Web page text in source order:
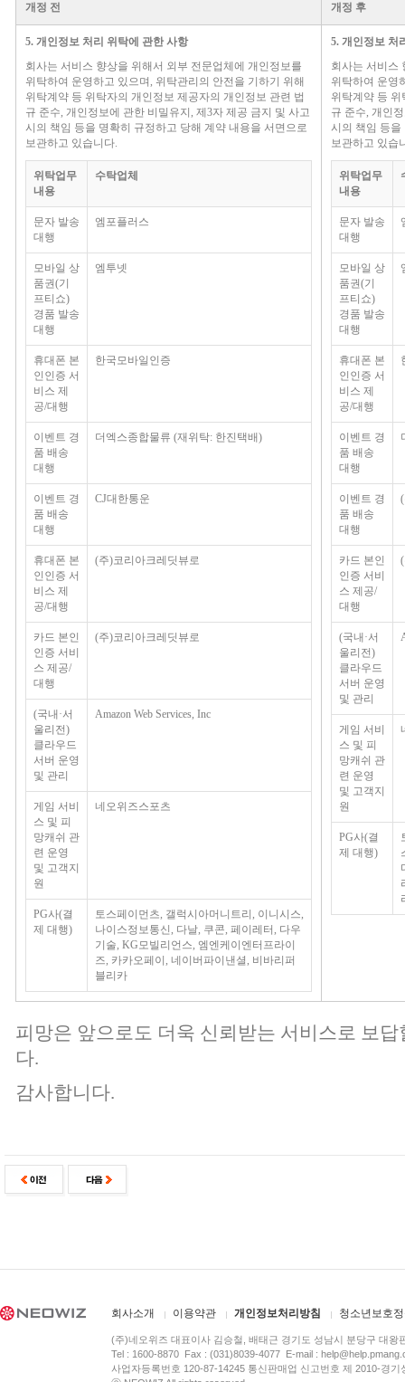
개정 전 개정 후
5. 개인정보 처리 위탁에 관한 사항
회사는 서비스 향상을 위해서 외부 전문업체에 개인정보를
위탁하여 운영하고 있으며, 위탁관리의 안전을 기하기 위해
위탁계약 등 위탁자의 개인정보 제공자의 개인정보 관련 법
규 준수, 개인정보에 관한 비밀유지, 제3자 제공 금지 및 사고
시의 책임 등을 명확히 규정하고 당해 계약 내용을 서면으로
보관하고 있습니다.
위탁업무
내용
수탁업체
문자 발송
대행
엠포플러스
모바일 상
품권(기
프티쇼)
경품 발송
대행
엠투넷
휴대폰 본
인인증 서
비스 제
공/대행
한국모바일인증
이벤트 경
품 배송
대행
더엑스종합물류 (재위탁: 한진택배)
이벤트 경
품 배송
대행
CJ대한통운
휴대폰 본
인인증 서
비스 제
공/대행
(주)코리아크레딧뷰로
카드 본인
인증 서비
스 제공/
대행
(주)코리아크레딧뷰로
(국내·서
울리전)
클라우드
서버 운영
및 관리
Amazon Web Services, Inc
게임 서비
스 및 피
망캐쉬 관
련 운영
및 고객지
원
네오위즈스포츠
PG사(결
제 대행)
토스페이먼츠, 갤럭시아머니트리, 이니시스,
나이스정보통신, 다날, 쿠콘, 페이레터, 다우
기술, KG모빌리언스, 엠엔케이엔터프라이
즈, 카카오페이, 네이버파이낸셜, 비바리퍼
블리카
5. 개인정보 처
회사는 서비스
위탁하여 운영
위탁계약 등
규 준수, 개인
시의 책임 등
보관하고 있습
위탁업무
내용
문자 발송
대행
모바일 상
품권(기
프티쇼)
경품 발송
대행
휴대폰 본
인인증 서
비스 제
공/대행
이벤트 경
품 배송
대행
이벤트 경
품 배송
대행
카드 본인
인증 서비
스 제공/
대행
(국내·서
울리전)
클라우드
서버 운영
및 관리
게임 서비
스 및 피
망캐쉬 관
련 운영
및 고객지
원
PG사(결
제 대행)
피망은 앞으로도 더욱 신뢰받는 서비스로 보
다.
감사합니다.
회사소개 이용약관 개인정보처리방침 청소년보호
(주)네오위즈 대표이사 김승철, 배태근 경기도 성남시 분당구 대왕
Tel : 1600-8870 Fax : (031)8039-4077 E-mail :
사업자등록번호 120-87-14245 통신판매업 신고번호 제 2010-경